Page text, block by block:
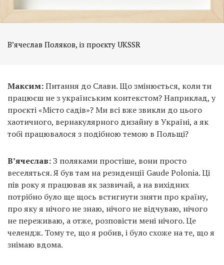
В’ячеслав Поляков, із проєкту UKSSR
Максим:Питання до Слави. Що змінюється, коли ти
працюєш не з українським контекстом? Наприклад, у
проєкті «Місто садів»? Ми всі вже звикли до цього
хаотичного, вернакулярного дизайну в Україні, а як
тобі працювалося з подібною темою в Польщі?
В’ячеслав:З поляками простіше, вони просто
веселяться. Я був там на резиденції Gaude Polonia. Ці
пів року я працював як зазвичай, а на вихідних
потрібно було ще щось встигнути зняти про країну,
про яку я нічого не знаю, нічого не відчуваю, нічого
не переживаю, а отже, розповісти мені нічого. Це
челендж. Тому те, що я робив, і було схоже на те, що я
знімаю вдома.